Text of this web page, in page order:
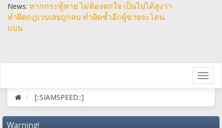
News: หากกระทู้หาย ไม่ต้องตกใจ เป็นไปได้สูงว่า
ทำผิดกฎเวบเลยถูกลบ ทำผิดซ้ำอีกผู้ขายจะโดน
แบน
[::SIAMSPEED::]
Warning!